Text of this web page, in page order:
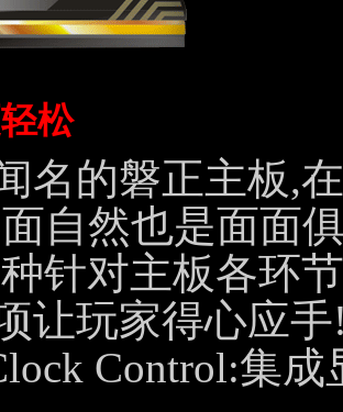
松
名的磐正主板,
自然也是面面
针对主板各环
让玩家得心应
Control:集成